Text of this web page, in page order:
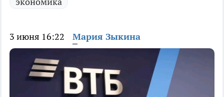
3 июня 16:22 Мария Зыкина